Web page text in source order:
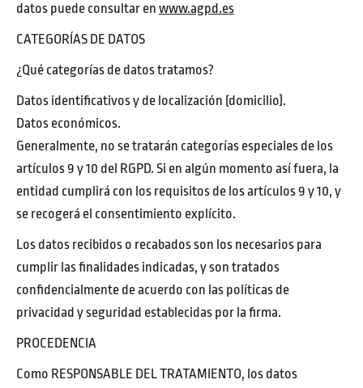
datos puede consultar en www.agpd.es
CATEGORÍAS DE DATOS
¿Qué categorías de datos tratamos?
Datos identificativos y de localización (domicilio).
Datos económicos.
Generalmente, no se tratarán categorías especiales de los
artículos 9 y 10 del RGPD. Si en algún momento así fuera, la
entidad cumplirá con los requisitos de los artículos 9 y 10, y
se recogerá el consentimiento explícito.
Los datos recibidos o recabados son los necesarios para
cumplir las finalidades indicadas, y son tratados
confidencialmente de acuerdo con las políticas de
privacidad y seguridad establecidas por la firma.
PROCEDENCIA
Como RESPONSABLE DEL TRATAMIENTO, los datos